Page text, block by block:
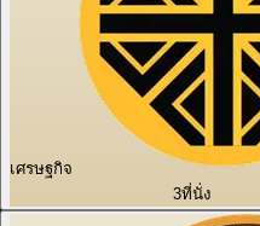
เศรษฐกิจ
3ที่นั่ง